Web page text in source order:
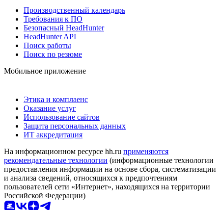
Производственный календарь
Требования к ПО
Безопасный HeadHunter
HeadHunter API
Поиск работы
Поиск по резюме
Мобильное приложение
Этика и комплаенс
Оказание услуг
Использование сайтов
Защита персональных данных
ИТ аккредитация
На информационном ресурсе hh.ru применяются
рекомендательные технологии (информационные технологии
предоставления информации на основе сбора, систематизации
и анализа сведений, относящихся к предпочтениям
пользователей сети «Интернет», находящихся на территории
Российской Федерации)